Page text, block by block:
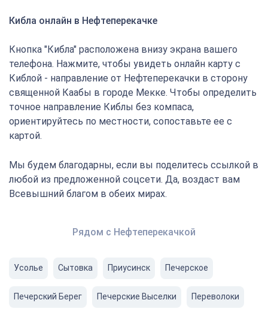
Кибла онлайн в Нефтеперекачке
Кнопка "Кибла" расположена внизу экрана вашего
телефона. Нажмите, чтобы увидеть онлайн карту с
Киблой - направление от Нефтеперекачки в сторону
священной Каабы в городе Мекке. Чтобы определить
точное направление Киблы без компаса,
ориентируйтесь по местности, сопоставьте ее с
картой.
Мы будем благодарны, если вы поделитесь ссылкой в
любой из предложенной соцсети. Да, воздаст вам
Всевышний благом в обеих мирах.
Рядом с Нефтеперекачкой
Усолье Сытовка Приусинск Печерское
Печерский Берег Печерские Выселки Переволоки